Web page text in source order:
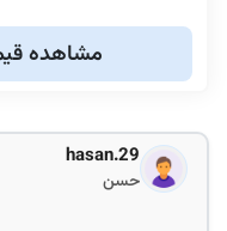
مشاهده
hasan.29
حسن